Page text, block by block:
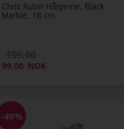
Chris Rubin Hårpinne, Black
Marble, 18 cm
99,00 NOK
-40%